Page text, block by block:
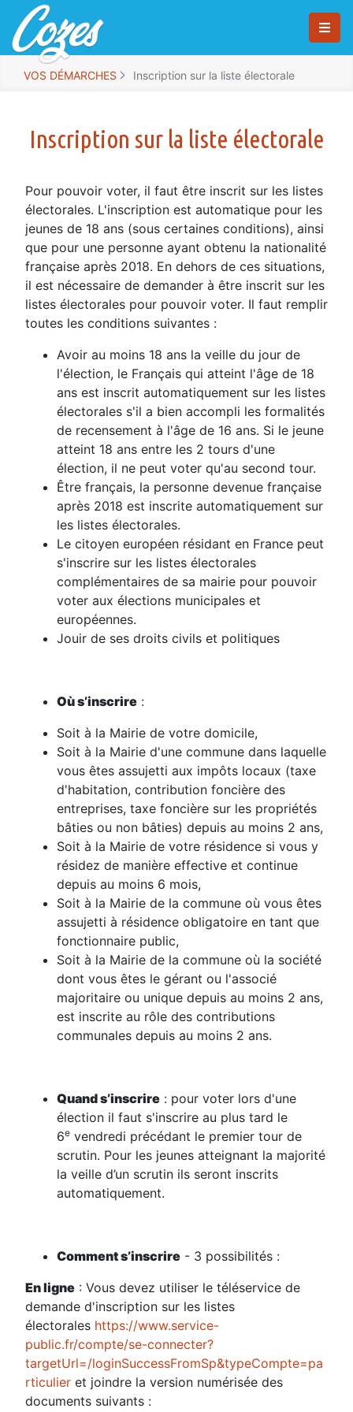
Saut au contenu principal
Vous êtes ici :
VOS DÉMARCHES
Inscription sur la liste électorale
Inscription sur la liste électorale
Pour pouvoir voter, il faut être inscrit sur les listes
électorales. L'inscription est automatique pour les
jeunes de 18 ans (sous certaines conditions), ainsi
que pour une personne ayant obtenu la nationalité
française après 2018. En dehors de ces situations,
il est nécessaire de demander à être inscrit sur les
listes électorales pour pouvoir voter. Il faut remplir
toutes les conditions suivantes :
Avoir au moins 18 ans la veille du jour de
l'élection, le Français qui atteint l'âge de 18
ans est inscrit automatiquement sur les listes
électorales s'il a bien accompli les formalités
de recensement à l'âge de 16 ans. Si le jeune
atteint 18 ans entre les 2 tours d'une
élection, il ne peut voter qu'au second tour.
Être français, la personne devenue française
après 2018 est inscrite automatiquement sur
les listes électorales.
Le citoyen européen résidant en France peut
s'inscrire sur les listes électorales
complémentaires de sa mairie pour pouvoir
voter aux élections municipales et
européennes.
Jouir de ses droits civils et politiques
Où s’inscrire :
Soit à la Mairie de votre domicile,
Soit à la Mairie d'une commune dans laquelle
vous êtes assujetti aux impôts locaux (taxe
d'habitation, contribution foncière des
entreprises, taxe foncière sur les propriétés
bâties ou non bâties) depuis au moins 2 ans,
Soit à la Mairie de votre résidence si vous y
résidez de manière effective et continue
depuis au moins 6 mois,
Soit à la Mairie de la commune où vous êtes
assujetti à résidence obligatoire en tant que
fonctionnaire public,
Soit à la Mairie de la commune où la société
dont vous êtes le gérant ou l'associé
majoritaire ou unique depuis au moins 2 ans,
est inscrite au rôle des contributions
communales depuis au moins 2 ans.
Quand s’inscrire : pour voter lors d'une
élection il faut s'inscrire au plus tard le
6e vendredi précédant le premier tour de
scrutin. Pour les jeunes atteignant la majorité
la veille d’un scrutin ils seront inscrits
automatiquement.
Comment s’inscrire - 3 possibilités :
En ligne : Vous devez utiliser le téléservice de
demande d'inscription sur les listes
électorales https://www.service-
public.fr/compte/se-connecter?
targetUrl=/loginSuccessFromSp&typeCompte=pa
rticulier et joindre la version numérisée des
documents suivants :
Panneau de gestion des cookies